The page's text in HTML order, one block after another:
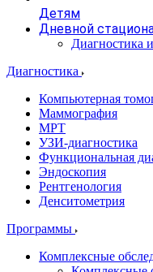
Детям
Дневной
Диагностика
Диагностика
Компьютерная
Маммография
МРТ
УЗИ-диагностика
Функциональная
Эндоскопия
Рентгенология
Денситометрия
Программы
Комплексные